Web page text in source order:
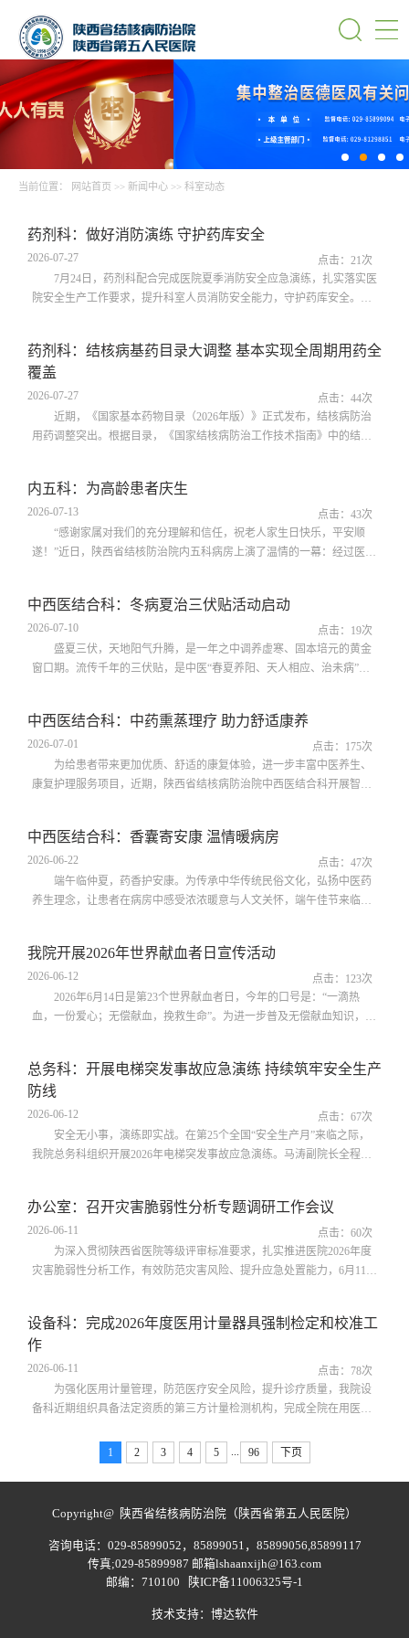
当前位置： 网站首页 >> 新闻中心 >> 科室动态
药剂科：做好消防演练 守护药库安全
2026-07-27 点击： 21次
7月24日，药剂科配合完成医院夏季消防安全应急演练，扎实落实医
院安全生产工作要求，提升科室人员消防安全能力，守护药库安全。演
证全员学懂会用；同时梳理演练脚本，做好人员分组，明确职责，为此
次消防演练做好充足准备。演练过程中，严格按照预设应急方案开展实
战模拟。模拟药剂科住院药房工...
药剂科：结核病基药目录大调整 基本实现全周期用药全
覆盖
2026-07-27 点击： 44次
近期，《国家基本药物目录（2026年版）》正式发布，结核病防治
用药调整突出。根据目录，《国家结核病防治工作技术指南》中的结核
仅增加了常见慢性病如糖尿病、高血压、慢阻肺以及消化道疾病治疗用
药，也增加了儿童适宜药品、适宜中医优势病种治疗的中成药以及国产
创新药。还有一个亮点对结核病...
内五科：为高龄患者庆生
2026-07-13 点击： 43次
“感谢家属对我们的充分理解和信任，祝老人家生日快乐，平安顺
遂！”近日，陕西省结核防治院内五科病房上演了温情的一幕：经过医护
殊时刻，科室医护人员为老人精心筹备了一场生日会，贴心的仪式、简
单的祝福，瞬间让老人感受到了家人般的温暖。该患者因咳嗽、咳痰、
胸闷、气短、发热被查出肺结核，...
中西医结合科：冬病夏治三伏贴活动启动
2026-07-10 点击： 19次
盛夏三伏，天地阳气升腾，是一年之中调养虚寒、固本培元的黄金
窗口期。流传千年的三伏贴，是中医“春夏养阳、天人相应、治未病”理
务，面向广大群众提供专业化、个体化中医外治调理。一、三伏贴的原
理《黄帝内经》有言：“圣人春夏养阳，秋冬养阴”。冬季高发的咳喘、
关节冷痛、宫寒腹泻等病症...
中西医结合科：中药熏蒸理疗 助力舒适康养
2026-07-01 点击： 175次
为给患者带来更加优质、舒适的康复体验，进一步丰富中医养生、
康复护理服务项目，近期，陕西省结核病防治院中西医结合科开展智能
好的纯中药药液加热变成温热药汽。药汽温和渗透皮肤、穴位和身体不
适的部位，能够疏通经络、促进血液循环、排出体内湿气寒气，有效缓
解肌肉紧绷、关节疼痛、身体劳...
中西医结合科：香囊寄安康 温情暖病房
2026-06-22 点击： 47次
端午临仲夏，药香护安康。为传承中华传统民俗文化，弘扬中医药
养生理念，让患者在病房中感受浓浓暖意与人文关怀，端午佳节来临之
热、疫病易发的节气特点，科室精心甄选艾叶、藿香、佩兰、陈皮、薄
荷、丁香等多味纯药性温和且兼具芳香化浊、祛湿醒脾、安神助眠、驱
蚊避秽功效的中草药，制作成...
我院开展2026年世界献血者日宣传活动
2026-06-12 点击： 123次
2026年6月14日是第23个世界献血者日，今年的口号是：“一滴热
血，一份爱心；无偿献血，挽救生命”。为进一步普及无偿献血知识，引
活动方案，明确宣传内容、活动流程，开展“献血点亮生命之光”专题宣
传，包括“点亮微信头像”“领取小红花”等，同时通过悬挂主题横幅、滚
动电子屏、摆放科普展板...
总务科：开展电梯突发事故应急演练 持续筑牢安全生产
防线
2026-06-12 点击： 67次
安全无小事，演练即实战。在第25个全国“安全生产月”来临之际，
我院总务科组织开展2026年电梯突发事故应急演练。马涛副院长全程指
天达智控建设工程有限公司联合开展。演练前，双方严格遵循电梯安全
技术规范，对救援方案进行多轮推演，确保每一环节衔接有序，共同筑
牢医患乘梯安全防线。下午3点...
办公室：召开灾害脆弱性分析专题调研工作会议
2026-06-11 点击： 60次
为深入贯彻陕西省医院等级评审标准要求，扎实推进医院2026年度
灾害脆弱性分析工作，有效防范灾害风险、提升应急处置能力，6月11
作人员参会。会议紧扣等级复审核心要义，立足医院运营实际，聚焦临
床一线、后勤保障、院感防控等领域关键风险环节，通过发放问卷及访
谈的形式收集全院范围内潜在灾害...
设备科：完成2026年度医用计量器具强制检定和校准工
作
2026-06-11 点击： 78次
为强化医用计量管理，防范医疗安全风险，提升诊疗质量，我院设
备科近期组织具备法定资质的第三方计量检测机构，完成全院在用医用
备、彩色多普勒超声诊断仪、心电图机、心电监护仪、呼吸机、除颤仪
及各类检验设备等多个品类。检定过程中，技术人员对发现偏差、性能
异常的器具现场完成调试校准，对可修复故障及时处置。经检定，全院
受检医用计量器具全部符合国家计...
1 2 3 4 5 96 下页
Copyright@ 陕西省结核病防治院（陕西省第五人民医院）
咨询电话：029-85899052，85899051，85899056,85899117
传真;029-85899987 邮箱lshaanxijh@163.com
邮编：710100
陕ICP备11006325号-1
技术支持： 博达软件